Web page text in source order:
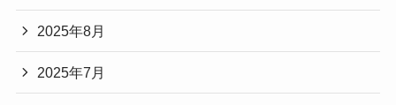
2025年8月
2025年7月